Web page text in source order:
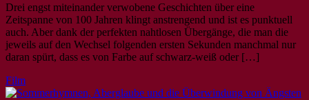
Drei engst miteinander verwobene Geschichten über eine
Zeitspanne von 100 Jahren klingt anstrengend und ist es punktuell
auch. Aber dank der perfekten nahtlosen Übergänge, die man die
jeweils auf den Wechsel folgenden ersten Sekunden manchmal nur
daran spürt, dass es von Farbe auf schwarz-weiß oder […]
Film